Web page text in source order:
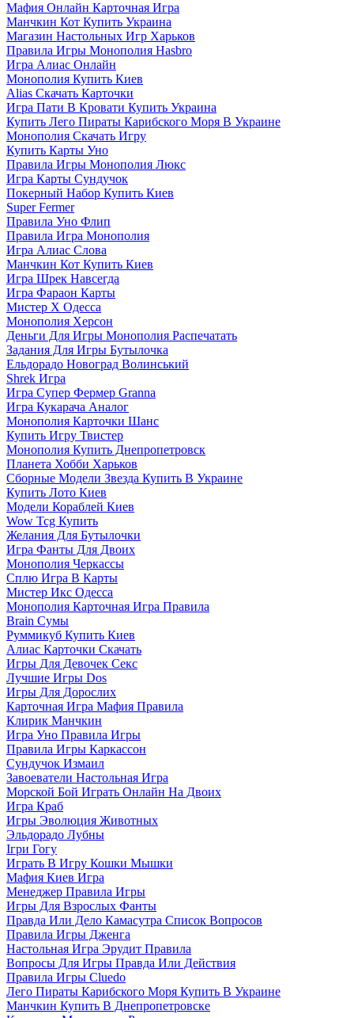
Мафия Онлайн Карточная Игра
Манчкин Кот Купить Украина
Магазин Настольных Игр Харьков
Правила Игры Монополия Hasbro
Игра Алиас Онлайн
Монополия Купить Киев
Alias Скачать Карточки
Игра Пати В Кровати Купить Украина
Купить Лего Пираты Карибского Моря В Украине
Монополия Скачать Игру
Купить Карты Уно
Правила Игры Монополия Люкс
Игра Карты Сундучок
Покерный Набор Купить Киев
Super Fermer
Правила Уно Флип
Правила Игра Монополия
Игра Алиас Слова
Манчкин Кот Купить Киев
Игра Шрек Навсегда
Игра Фараон Карты
Мистер Х Одесса
Монополия Херсон
Деньги Для Игры Монополия Распечатать
Задания Для Игры Бутылочка
Ельдорадо Новоград Волинський
Shrek Игра
Игра Супер Фермер Granna
Игра Кукарача Аналог
Монополия Карточки Шанс
Купить Игру Твистер
Монополия Купить Днепропетровск
Планета Хобби Харьков
Сборные Модели Звезда Купить В Украине
Купить Лото Киев
Модели Кораблей Киев
Wow Tcg Купить
Желания Для Бутылочки
Игра Фанты Для Двоих
Монополия Черкассы
Сплю Игра В Карты
Мистер Икс Одесса
Монополия Карточная Игра Правила
Brain Сумы
Руммикуб Купить Киев
Алиас Карточки Скачать
Игры Для Девочек Секс
Лучшие Игры Dos
Игры Для Дорослих
Карточная Игра Мафия Правила
Клирик Манчкин
Игра Уно Правила Игры
Правила Игры Каркассон
Сундучок Измаил
Завоеватели Настольная Игра
Морской Бой Играть Онлайн На Двоих
Игра Краб
Игры Эволюция Животных
Эльдорадо Лубны
Ігри Гогу
Играть В Игру Кошки Мышки
Мафия Киев Игра
Менеджер Правила Игры
Игры Для Взрослых Фанты
Правда Или Дело Камасутра Список Вопросов
Правила Игры Дженга
Настольная Игра Эрудит Правила
Вопросы Для Игры Правда Или Действия
Правила Игры Cluedo
Лего Пираты Карибского Моря Купить В Украине
Манчкин Купить В Днепропетровске